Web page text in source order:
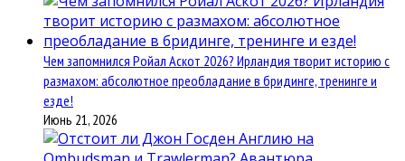
Чем запомнился Ройал Аскот 2026? Ирландия творит историю с
размахом: абсолютное преобладание в бридинге, тренинге и
езде!
Июнь 21, 2026